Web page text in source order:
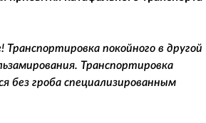
покойного в другой
Транспортировка
без гроба специализированным